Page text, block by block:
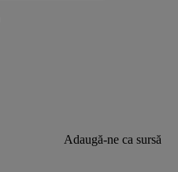
Adaugă-ne ca sursă